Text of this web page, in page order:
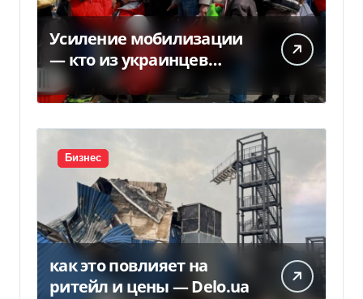
Усиление мобилизации
— кто из украинцев
потеряет право на
временную защиту в ЕС
Бизнес
как это повлияет на
ритейл и цены — Delo.ua